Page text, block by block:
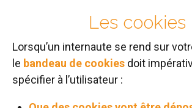
Les cookies
Lorsqu’un internaute se rend sur
le bandeau de cookies doit
spécifier à l’utilisateur :